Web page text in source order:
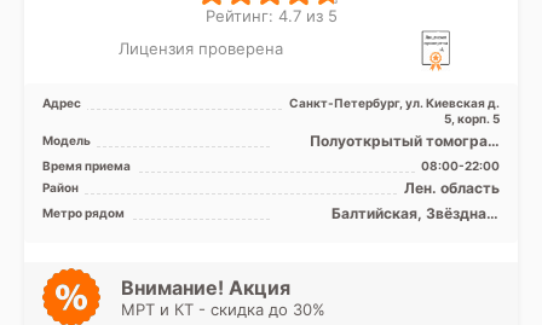
Рейтинг: 4.7 из 5
Лицензия проверена
Адрес
Санкт-Петербург, ул. Киевская д.
5, корп. 5
Модель
Полуоткрытый томограф
МРТ SIGNA Voyager 1.5 Тесла,
КТ Revolution EVO 1 ...
Время приема
08:00-22:00
Район
Лен. область
Метро рядом
Балтийская, Звёздная,
институт, Фрунзенская,
Внимание! Акция
МРТ и КТ - скидка до 30%